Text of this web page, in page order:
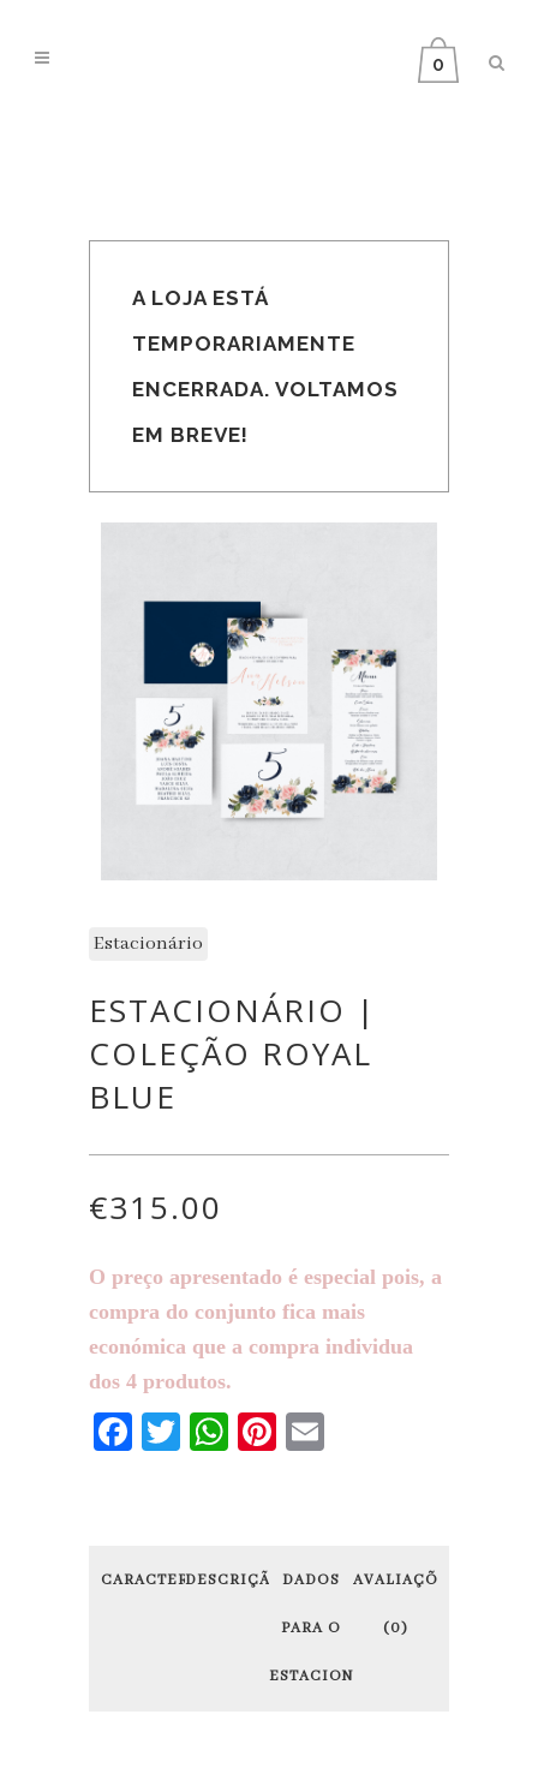
0
A LOJA ESTÁ
TEMPORARIAMENTE
ENCERRADA. VOLTAMOS
EM BREVE!
Estacionário
ESTACIONÁRIO |
COLEÇÃO ROYAL
BLUE
€315.00
O preço apresentado é especial pois, a
compra do conjunto fica mais
económica que a compra individua
dos 4 produtos.
Facebook
Twitter
WhatsApp
Pinterest
CARACTERÍSTICAS
DESCRIÇÃODADOS
PARA O
ESTACIONÁRIO
AVALIAÇÕES
(0)